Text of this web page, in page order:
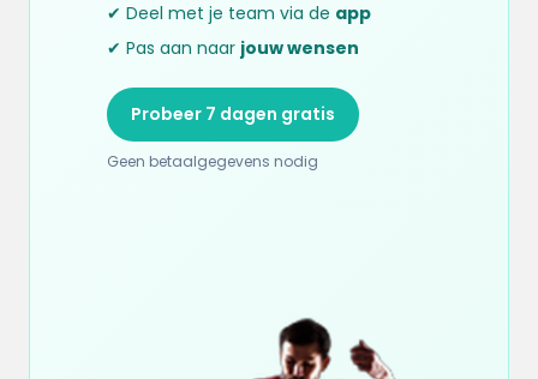
✔ Deel met je team via de app
✔ Pas aan naar jouw wensen
Probeer 7 dagen gratis
Geen betaalgegevens nodig